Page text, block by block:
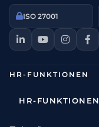
ISO 27001
HR-FUNKTIONEN
HR-FUNKTIONEN